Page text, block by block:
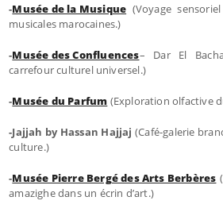
-Musée de la Musique (Voyage
musicales marocaines.)
-Musée des Confluences– Dar El
carrefour culturel universel.)
-Musée du Parfum (Exploration olfactive
-Jajjah by Hassan Hajjaj (Café-galerie
culture.)
-Musée Pierre Bergé des Arts Berbères
amazighe dans un écrin d’art.)